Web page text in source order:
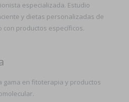
especializada. Estudio
y dietas personalizadas de
con productos específicos.
gama en fitoterapia y productos